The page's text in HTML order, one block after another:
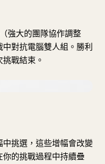
強大的團隊協作調整
對抗電腦雙人組。勝利
戰結束。
挑選，這些增幅會改變
的挑戰過程中持續疊